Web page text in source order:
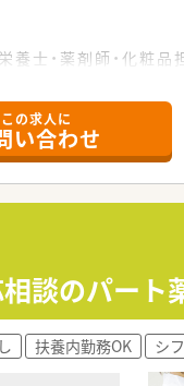
従事頂けます
士・薬剤師・化粧
はかり薬剤師に求め
認定を取得していま
ス！処方箋に触れら
かった方も尚安心で
り、多種多様な教育
けます。
ができます。
この求人に
い合わせ
談のパート
扶養内勤務OK シ